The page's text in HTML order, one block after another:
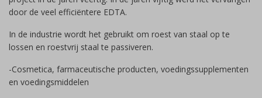
door de veel efficiëntere EDTA.
In de industrie wordt het gebruikt om roest van staal op te
lossen en roestvrij staal te passiveren.
-Cosmetica, farmaceutische producten, voedingssupplementen
en voedingsmiddelen